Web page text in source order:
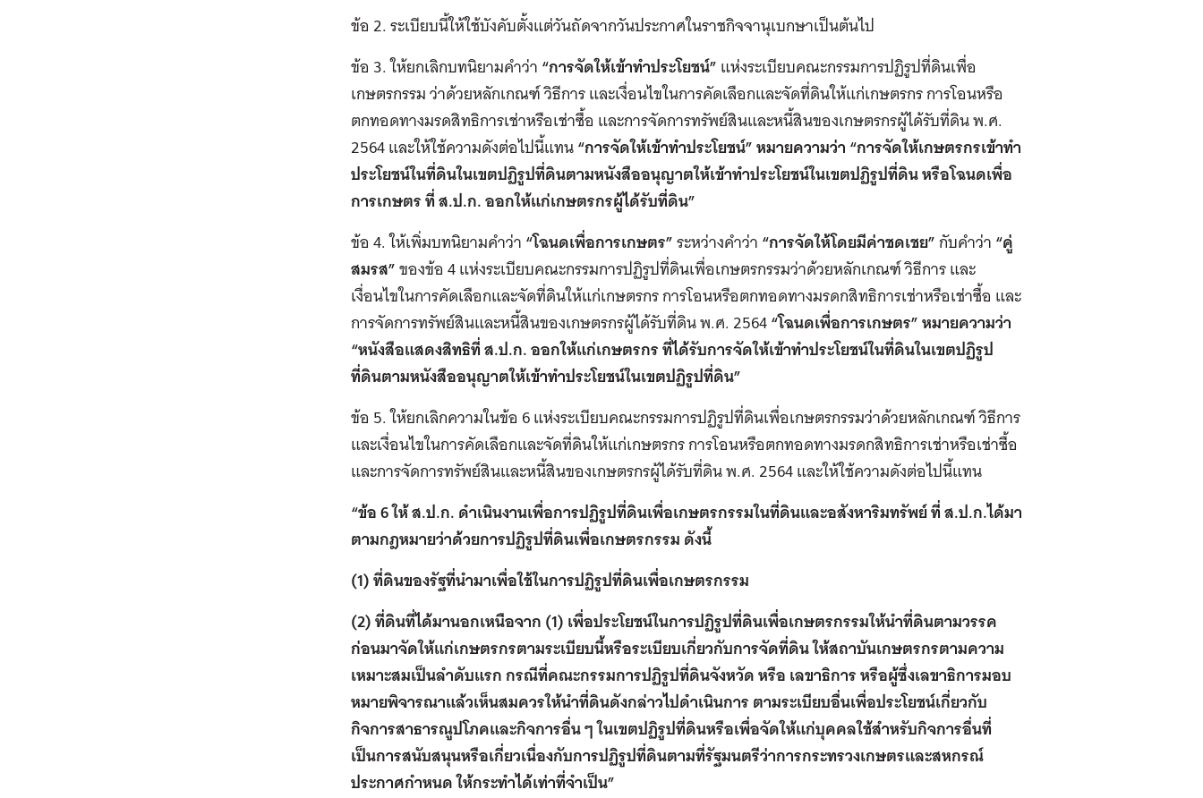
ข้อ 2. ระเบียบนี้ให้ใช้บังคับตั้งแต่วันถัดจากวันประกาศในราชกิจจานุเบกษาเป็นต้นไป
ข้อ 3. ให้ยกเลิกบทนิยามคำว่า“การจัดให้เข้าทำประโยชน์”แห่งระเบียบคณะกรรมการปฏิรูปที่ดินเพื่อ
เกษตรกรรม ว่าด้วยหลักเกณฑ์ วิธีการ และเงื่อนไขในการคัดเลือกและจัดที่ดินให้แก่เกษตรกร การโอนหรือ
ตกทอดทางมรดสิทธิการเช่าหรือเช่าซื้อ และการจัดการทรัพย์สินและหนี้สินของเกษตรกรผู้ได้รับที่ดิน พ.ศ.
2564 และให้ใช้ความดังต่อไปนี้แทน“การจัดให้เข้าทำประโยชน์” หมายความว่า “การจัดให้เกษตรกรเข้าทำ
ประโยชน์ในที่ดินในเขตปฏิรูปที่ดินตามหนังสืออนุญาตให้เข้าทำประโยชน์ในเขตปฏิรูปที่ดิน หรือโฉนดเพื่อ
การเกษตร ที่ ส.ป.ก. ออกให้แก่เกษตรกรผู้ได้รับที่ดิน”
ข้อ 4. ให้เพิ่มบทนิยามคำว่า“โฉนดเพื่อการเกษตร”ระหว่างคำว่า“การจัดให้โดยมีค่าชดเชย”กับคำว่า“คู่
สมรส”ของข้อ 4 แห่งระเบียบคณะกรรมการปฏิรูปที่ดินเพื่อเกษตรกรรมว่าด้วยหลักเกณฑ์ วิธีการ และ
เงื่อนไขในการคัดเลือกและจัดที่ดินให้แก่เกษตรกร การโอนหรือตกทอดทางมรดกสิทธิการเช่าหรือเช่าซื้อ และ
การจัดการทรัพย์สินและหนี้สินของเกษตรกรผู้ได้รับที่ดิน พ.ศ. 2564“โฉนดเพื่อการเกษตร” หมายความว่า
“หนังสือแสดงสิทธิที่ ส.ป.ก. ออกให้แก่เกษตรกร ที่ได้รับการจัดให้เข้าทำประโยชน์ในที่ดินในเขตปฏิรูป
ที่ดินตามหนังสืออนุญาตให้เข้าทำประโยชน์ในเขตปฏิรูปที่ดิน”
ข้อ 5. ให้ยกเลิกความในข้อ 6 แห่งระเบียบคณะกรรมการปฏิรูปที่ดินเพื่อเกษตรกรรมว่าด้วยหลักเกณฑ์ วิธีการ
และเงื่อนไขในการคัดเลือกและจัดที่ดินให้แก่เกษตรกร การโอนหรือตกทอดทางมรดกสิทธิการเช่าหรือเช่าซื้อ
และการจัดการทรัพย์สินและหนี้สินของเกษตรกรผู้ได้รับที่ดิน พ.ศ. 2564 และให้ใช้ความดังต่อไปนี้แทน
“ข้อ 6 ให้ ส.ป.ก. ดำเนินงานเพื่อการปฏิรูปที่ดินเพื่อเกษตรกรรมในที่ดินและอสังหาริมทรัพย์ ที่ ส.ป.ก.ได้มา
ตามกฎหมายว่าด้วยการปฏิรูปที่ดินเพื่อเกษตรกรรม ดังนี้
(1) ที่ดินของรัฐที่นำมาเพื่อใช้ในการปฏิรูปที่ดินเพื่อเกษตรกรรม
(2) ที่ดินที่ได้มานอกเหนือจาก (1) เพื่อประโยชน์ในการปฏิรูปที่ดินเพื่อเกษตรกรรมให้นำที่ดินตามวรรค
ก่อนมาจัดให้แก่เกษตรกรตามระเบียบนี้หรือระเบียบเกี่ยวกับการจัดที่ดิน ให้สถาบันเกษตรกรตามความ
เหมาะสมเป็นลำดับแรก กรณีที่คณะกรรมการปฏิรูปที่ดินจังหวัด หรือ เลขาธิการ หรือผู้ซึ่งเลขาธิการมอบ
หมายพิจารณาแล้วเห็นสมควรให้นำที่ดินดังกล่าวไปดำเนินการ ตามระเบียบอื่นเพื่อประโยชน์เกี่ยวกับ
กิจการสาธารณูปโภคและกิจการอื่น ๆ ในเขตปฏิรูปที่ดินหรือเพื่อจัดให้แก่บุคคลใช้สำหรับกิจการอื่นที่
เป็นการสนับสนุนหรือเกี่ยวเนื่องกับการปฏิรูปที่ดินตามที่รัฐมนตรีว่าการกระทรวงเกษตรและสหกรณ์
ประกาศกำหนด ให้กระทำได้เท่าที่จำเป็น”